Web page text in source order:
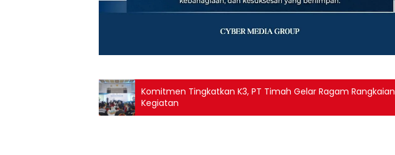
Komitmen Tingkatkan K3, PT Timah Gelar Ragam Rangkaian
Kegiatan